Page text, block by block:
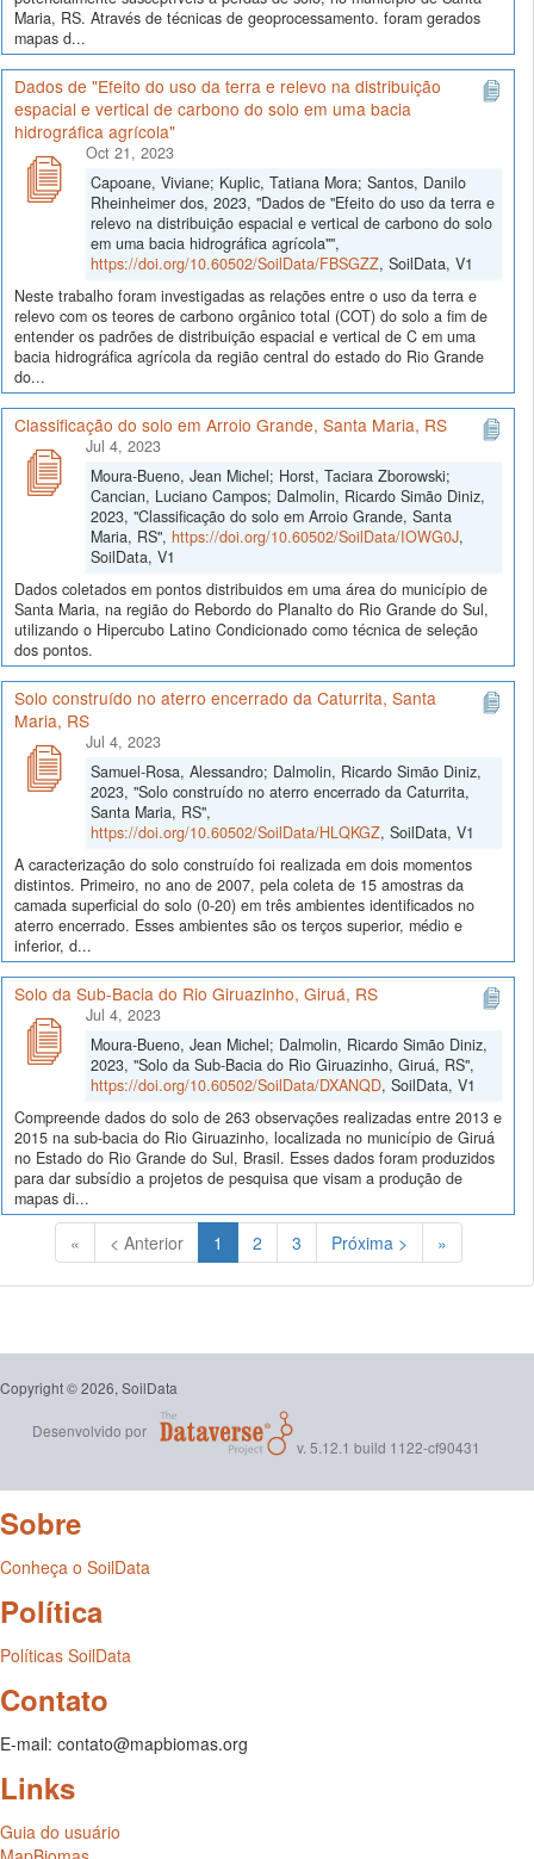
Maria, RS. Através de técnicas de geoprocessamento. foram gerados
mapas d...
Dados de "Efeito do uso da terra e relevo na distribuição
espacial e vertical de carbono do solo em uma bacia
hidrográfica agrícola"
Oct 21, 2023
Capoane, Viviane; Kuplic, Tatiana Mora; Santos, Danilo
Rheinheimer dos, 2023, "Dados de "Efeito do uso da terra e
relevo na distribuição espacial e vertical de carbono do solo
em uma bacia hidrográfica agrícola"",
https://doi.org/10.60502/SoilData/FBSGZZ, SoilData, V1
Neste trabalho foram investigadas as relações entre o uso da terra e
relevo com os teores de carbono orgânico total (COT) do solo a fim de
entender os padrões de distribuição espacial e vertical de C em uma
bacia hidrográfica agrícola da região central do estado do Rio Grande
do...
Classificação do solo em Arroio Grande, Santa Maria, RS
Jul 4, 2023
Moura-Bueno, Jean Michel; Horst, Taciara Zborowski;
Cancian, Luciano Campos; Dalmolin, Ricardo Simão Diniz,
2023, "Classificação do solo em Arroio Grande, Santa
Maria, RS", https://doi.org/10.60502/SoilData/IOWG0J,
SoilData, V1
Dados coletados em pontos distribuidos em uma área do município de
Santa Maria, na região do Rebordo do Planalto do Rio Grande do Sul,
utilizando o Hipercubo Latino Condicionado como técnica de seleção
dos pontos.
Solo construído no aterro encerrado da Caturrita, Santa
Maria, RS
Jul 4, 2023
Samuel-Rosa, Alessandro; Dalmolin, Ricardo Simão Diniz,
2023, "Solo construído no aterro encerrado da Caturrita,
Santa Maria, RS",
https://doi.org/10.60502/SoilData/HLQKGZ, SoilData, V1
A caracterização do solo construído foi realizada em dois momentos
distintos. Primeiro, no ano de 2007, pela coleta de 15 amostras da
camada superficial do solo (0-20) em três ambientes identificados no
aterro encerrado. Esses ambientes são os terços superior, médio e
inferior, d...
Solo da Sub-Bacia do Rio Giruazinho, Giruá, RS
Jul 4, 2023
Moura-Bueno, Jean Michel; Dalmolin, Ricardo Simão Diniz,
2023, "Solo da Sub-Bacia do Rio Giruazinho, Giruá, RS",
https://doi.org/10.60502/SoilData/DXANQD, SoilData, V1
Compreende dados do solo de 263 observações realizadas entre 2013 e
2015 na sub-bacia do Rio Giruazinho, localizada no município de Giruá
no Estado do Rio Grande do Sul, Brasil. Esses dados foram produzidos
para dar subsídio a projetos de pesquisa que visam a produção de
mapas di...
« < Anterior 1 (Atual)
2 3 Próxima > »
Copyright © 2026, SoilData
Desenvolvido por
v. 5.12.1 build 1122-cf90431
Sobre
Conheça o SoilData
Política
Políticas SoilData
Contato
E-mail: contato@mapbiomas.org
Links
Guia do usuário